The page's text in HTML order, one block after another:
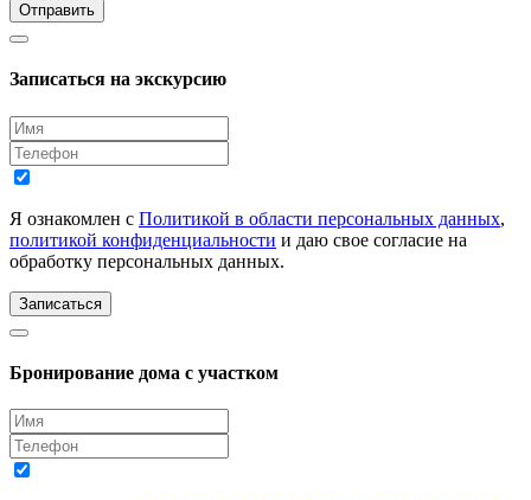
Отправить
Записаться на экскурсию
Я ознакомлен с Политикой в области персональных данных,
политикой конфиденциальности и даю свое согласие на
обработку персональных данных.
Записаться
Бронирование дома с участком